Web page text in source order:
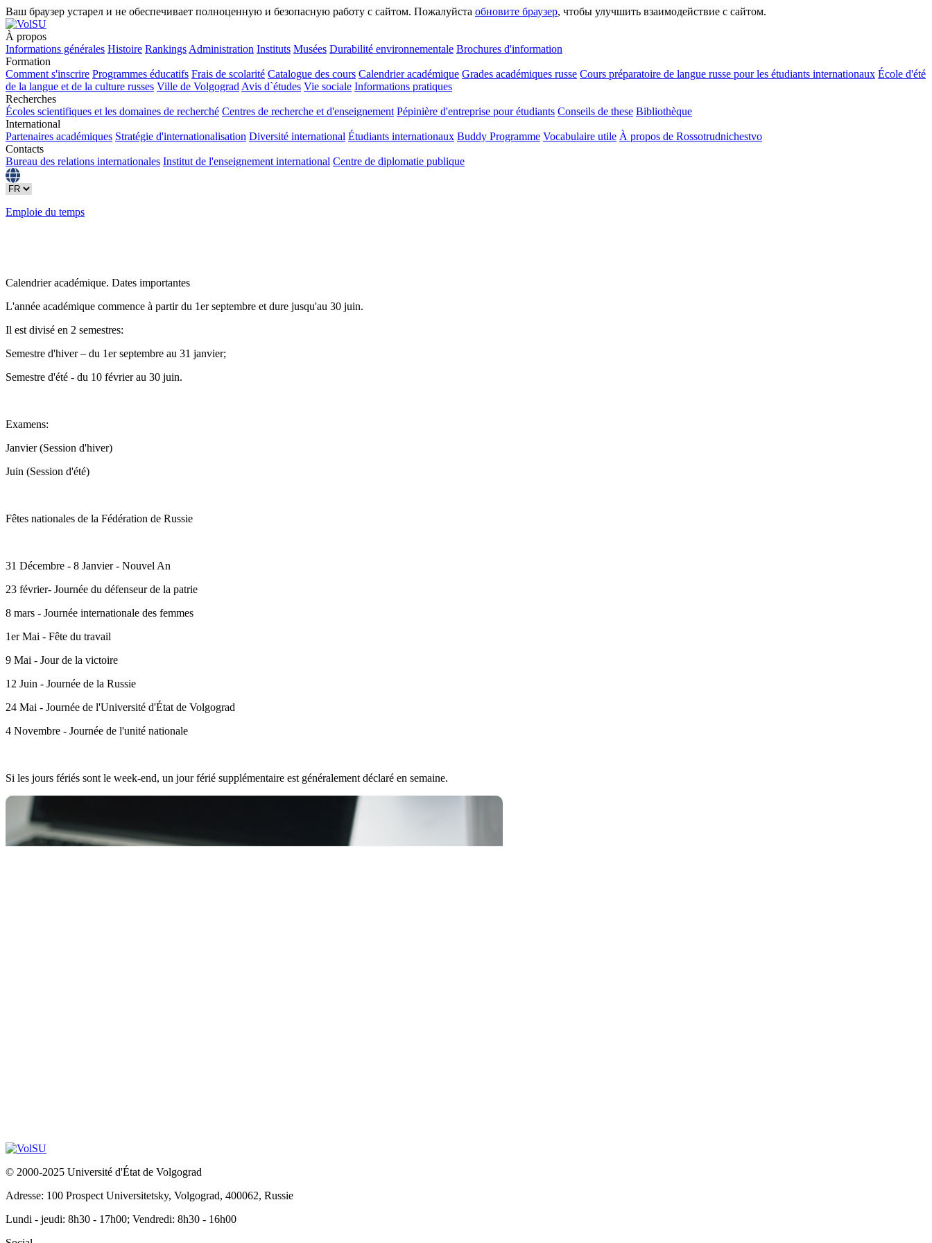
Ваш браузер устарел и не обеспечивает полноценную и безопасную работу с сайтом. Пожалуйста обновите браузер, чтобы улучшить взаимодействие с сайтом.
À propos
Informations générales Histoire Rankings Administration Instituts Musées Durabilité environnementale Brochures d'information
Formation
Comment s'inscrire Programmes éducatifs Frais de scolarité Catalogue des cours Calendrier académique Grades académiques russe Cours préparatoire de langue russe pour les étudiants internationaux École d'été
de la langue et de la culture russes Ville de Volgograd Avis d`études Vie sociale Informations pratiques
Recherches
Écoles scientifiques et les domaines de recherché Centres de recherche et d'enseignement Pépinière d'entreprise pour étudiants Conseils de these Bibliothèque
International
Partenaires académiques Stratégie d'internationalisation Diversité international Étudiants internationaux Buddy Programme Vocabulaire utile À propos de Rossotrudnichestvo
Contacts
Bureau des relations internationales Institut de l'enseignement international Centre de diplomatie publique
Emploie du temps
Calendrier académique. Dates importantes
L'année académique commence à partir du 1er septembre et dure jusqu'au 30 juin.
Il est divisé en 2 semestres:
Semestre d'hiver – du 1er septembre au 31 janvier;
Semestre d'été - du 10 février au 30 juin.
Examens:
Janvier (Session d'hiver)
Juin (Session d'été)
Fêtes nationales de la Fédération de Russie
31 Décembre - 8 Janvier - Nouvel An
23 février- Journée du défenseur de la patrie
8 mars - Journée internationale des femmes
1er Mai - Fête du travail
9 Mai - Jour de la victoire
12 Juin - Journée de la Russie
24 Mai - Journée de l'Université d'État de Volgograd
4 Novembre - Journée de l'unité nationale
Si les jours fériés sont le week-end, un jour férié supplémentaire est généralement déclaré en semaine.
© 2000-2025 Université d'État de Volgograd
Adresse: 100 Prospect Universitetsky, Volgograd, 400062, Russie
Lundi - jeudi: 8h30 - 17h00; Vendredi: 8h30 - 16h00